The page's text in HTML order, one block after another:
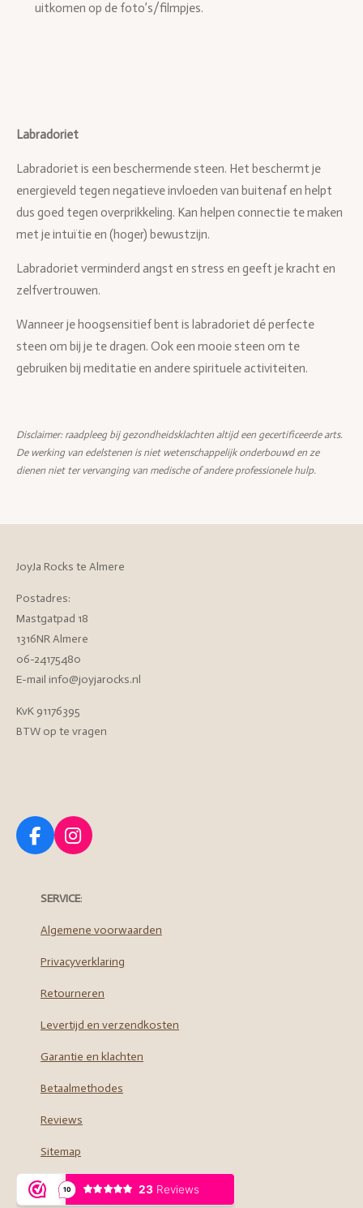
uitkomen op de foto’s/filmpjes.
Labradoriet
Labradoriet is een beschermende steen. Het beschermt je
energieveld tegen negatieve invloeden van buitenaf en helpt
dus goed tegen overprikkeling. Kan helpen connectie te maken
met je intuïtie en (hoger) bewustzijn.
Labradoriet verminderd angst en stress en geeft je kracht en
zelfvertrouwen.
Wanneer je hoogsensitief bent is labradoriet dé perfecte
steen om bij je te dragen. Ook een mooie steen om te
gebruiken bij meditatie en andere spirituele activiteiten.
Disclaimer: raadpleeg bij gezondheidsklachten altijd een gecertificeerde arts.
De werking van edelstenen is niet wetenschappelijk onderbouwd en ze
dienen niet ter vervanging van medische of andere professionele hulp.
JoyJa Rocks te Almere
Postadres:
Mastgatpad 18
1316NR Almere
06-24175480
E-mail info@joyjarocks.nl
KvK 91176395
BTW op te vragen
F
a
e
o
k
I
n
t
g
a
SERVICE:
Algemene voorwaarden
Privacyverklaring
Retourneren
Levertijd en verzendkosten
Garantie en klachten
Betaalmethodes
Reviews
Sitemap